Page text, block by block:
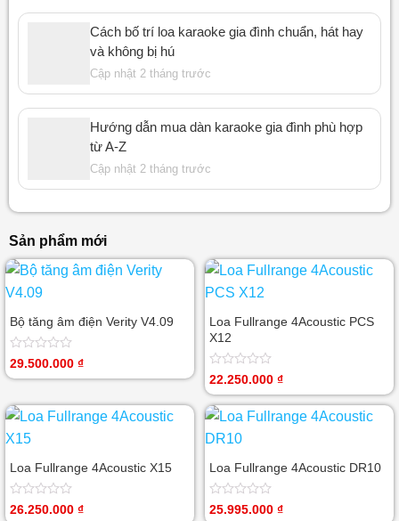
Cách bố trí loa karaoke gia đình chuẩn, hát hay
và không bị hú
Cập nhật 2 tháng trước
Hướng dẫn mua dàn karaoke gia đình phù hợp
từ A-Z
Cập nhật 2 tháng trước
Sản phẩm mới
Bộ tăng âm điện Verity V4.09
Được
5
sao
29.500.000 ₫
Loa Fullrange 4Acoustic PCS
X12
Được
hạng
0
sao
22.250.000 ₫
Loa Fullrange 4Acoustic X15
Được
26.250.000 ₫
Loa Fullrange 4Acoustic DR10
Được
25.995.000 ₫